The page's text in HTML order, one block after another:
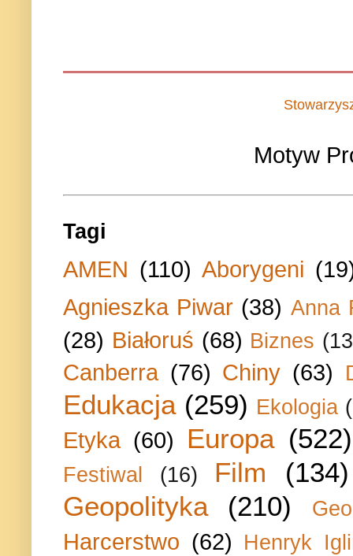
Motyw
Tagi
AMEN (110) Aborygeni
Agnieszka Piwar (38) Anna
(28) Białoruś (68) Biznes
Canberra (76) Chiny (63)
Edukacja (259) Ekologia
Etyka (60) Europa (522)
Festiwal (16) Film
(134)
Geopolityka
(210)
Harcerstwo (62) Henryk